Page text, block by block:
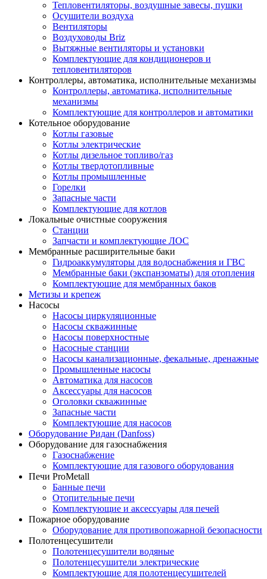
Тепловентиляторы, воздушные завесы, пушки
Осушители воздуха
Вентиляторы
Воздуховоды Briz
Вытяжные вентиляторы и установки
Комплектующие для кондиционеров и
тепловентиляторов
Контроллеры, автоматика, исполнительные механизмы
Контроллеры, автоматика, исполнительные
механизмы
Комплектующие для контроллеров и автоматики
Котельное оборудование
Котлы газовые
Котлы электрические
Котлы дизельное топливо/газ
Котлы твердотопливные
Котлы промышленные
Горелки
Запасные части
Комплектующие для котлов
Локальные очистные сооружения
Станции
Запчасти и комплектующие ЛОС
Мембранные расширительные баки
Гидроаккумуляторы для водоснабжения и ГВС
Мембранные баки (экспанзоматы) для отопления
Комплектующие для мембранных баков
Метизы и крепеж
Насосы
Насосы циркуляционные
Насосы скважинные
Насосы поверхностные
Насосные станции
Насосы канализационные, фекальные, дренажные
Промышленные насосы
Автоматика для насосов
Аксессуары для насосов
Оголовки скважинные
Запасные части
Комплектующие для насосов
Оборудование Ридан (Danfoss)
Оборудование для газоснабжения
Газоснабжение
Комплектующие для газового оборудования
Печи ProMetall
Банные печи
Отопительные печи
Комплектующие и аксессуары для печей
Пожарное оборудование
Оборудование для противопожарной безопасности
Полотенцесушители
Полотенцесушители водяные
Полотенцесушители электрические
Комплектующие для полотенцесушителей